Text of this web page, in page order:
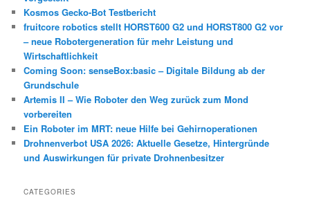
Kosmos Gecko-Bot Testbericht
fruitcore robotics stellt HORST600 G2 und HORST800 G2 vor
– neue Robotergeneration für mehr Leistung und
Wirtschaftlichkeit
Coming Soon: senseBox:basic – Digitale Bildung ab der
Grundschule
Artemis II – Wie Roboter den Weg zurück zum Mond
vorbereiten
Ein Roboter im MRT: neue Hilfe bei Gehirnoperationen
Drohnenverbot USA 2026: Aktuelle Gesetze, Hintergründe
und Auswirkungen für private Drohnenbesitzer
CATEGORIES